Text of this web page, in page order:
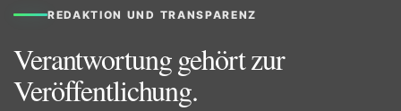
REDAKTION UND TRANSPARENZ
Verantwortung gehört zur
Veröffentlichung.